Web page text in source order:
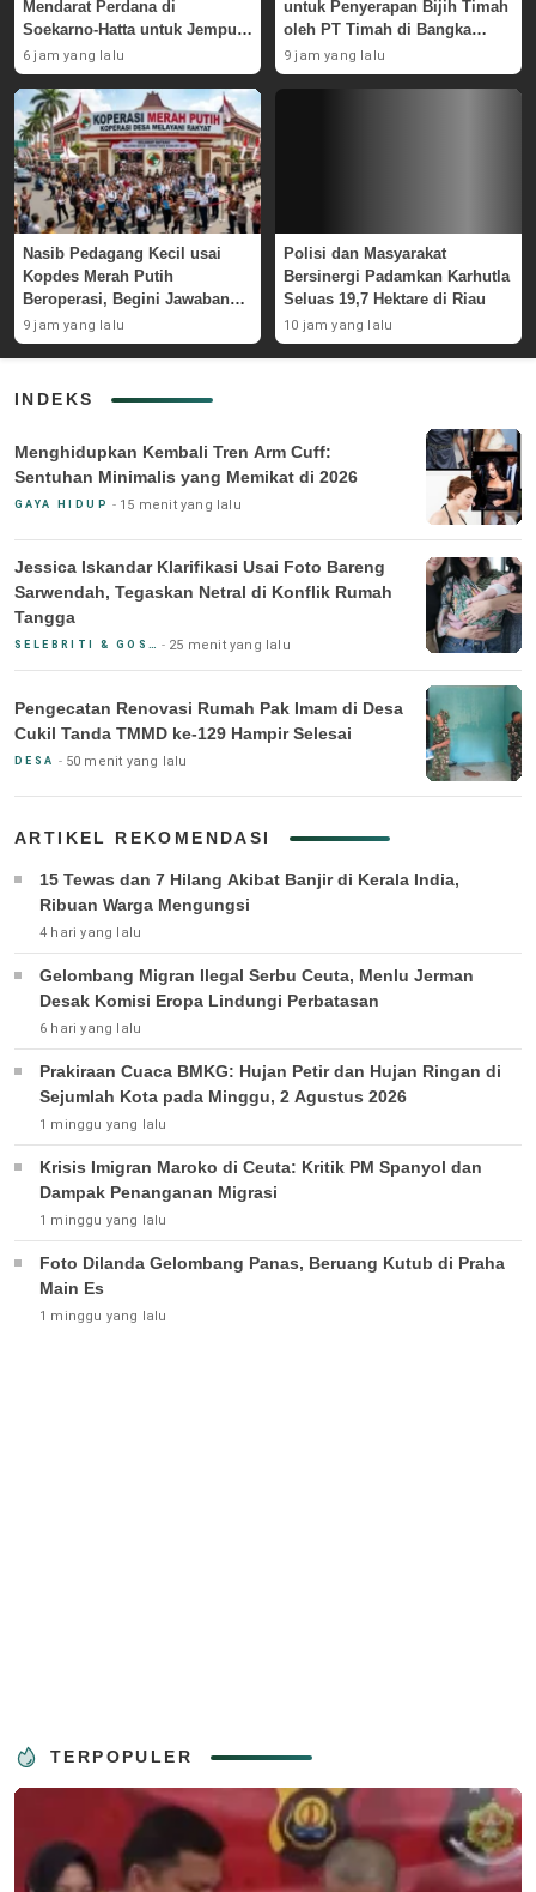
Mendarat Perdana di
Soekarno-Hatta untuk Jemput
Skuad AC Milan
6 jam yang lalu
untuk Penyerapan Bijih Timah
oleh PT Timah di Bangka
Belitung
9 jam yang lalu
Nasib Pedagang Kecil usai
Kopdes Merah Putih
Beroperasi, Begini Jawaban
Pemerintah
9 jam yang lalu
Polisi dan Masyarakat
Bersinergi Padamkan Karhutla
Seluas 19,7 Hektare di Riau
10 jam yang lalu
INDEKS
Menghidupkan Kembali Tren Arm Cuff:
Sentuhan Minimalis yang Memikat di 2026
GAYA HIDUP 15 menit yang lalu
Jessica Iskandar Klarifikasi Usai Foto Bareng
Sarwendah, Tegaskan Netral di Konflik Rumah
Tangga
SELEBRITI & GOSIP 25 menit yang lalu
Pengecatan Renovasi Rumah Pak Imam di Desa
Cukil Tanda TMMD ke-129 Hampir Selesai
DESA 50 menit yang lalu
ARTIKEL REKOMENDASI
15 Tewas dan 7 Hilang Akibat Banjir di Kerala India,
Ribuan Warga Mengungsi
4 hari yang lalu
Gelombang Migran Ilegal Serbu Ceuta, Menlu Jerman
Desak Komisi Eropa Lindungi Perbatasan
6 hari yang lalu
Prakiraan Cuaca BMKG: Hujan Petir dan Hujan Ringan di
Sejumlah Kota pada Minggu, 2 Agustus 2026
1 minggu yang lalu
Krisis Imigran Maroko di Ceuta: Kritik PM Spanyol dan
Dampak Penanganan Migrasi
1 minggu yang lalu
Foto Dilanda Gelombang Panas, Beruang Kutub di Praha
Main Es
1 minggu yang lalu
TERPOPULER